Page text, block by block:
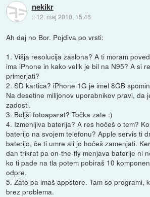
nekikr
:: 12. maj 2010, 15:46
Ah daj no Bor. Pojdiva po vrsti:
1. Višja resolucija zaslona? A ti moram
ima iPhone in kako velik je bil na N95? A si
primerjati?
2. SD kartica? iPhone 1G je imel 8GB
Na desetine milijonov uporabnikov pravi, da
zadosti.
3. Boljši fotoaparat? Točka zate :)
4. Izmenljiva baterija? A res hočeš o tem?
baterijo na svojem telefonu? Apple servis ti
baterijo, če ti umre ali jo hočeš zamenjati.
dan trikrat pa on-the-fly menjava baterije ni
ko ti pade na tla potem pobiraš 10
odpre.
5. Zato pa imaš appstore. Tam so programi,
brez problema.